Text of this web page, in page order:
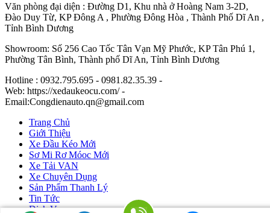
Văn phòng đại diện : Đường D1, Khu nhà ở Hoàng Nam 3-2D,
Đào Duy Từ, KP Đông A , Phường Đông Hòa , Thành Phố Dĩ An ,
Tỉnh Bình Dương
Showroom: Số 256 Cao Tốc Tân Vạn Mỹ Phước, KP Tân Phú 1,
Phường Tân Bình, Thành phố Dĩ An, Tỉnh Bình Dương
Hotline : 0932.795.695 - 0981.82.35.39 -
Web: https://xedaukeocu.com/ -
Email:Congdienauto.qn@gmail.com
Trang Chủ
Giới Thiệu
Xe Đầu Kéo Mới
Sơ Mi Rơ Móoc Mới
Xe Tải VAN
Xe Chuyên Dụng
Sản Phẩm Thanh Lý
Tin Tức
Dịch Vụ